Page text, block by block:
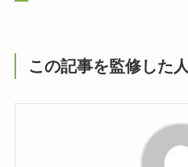
この記事を監修した人